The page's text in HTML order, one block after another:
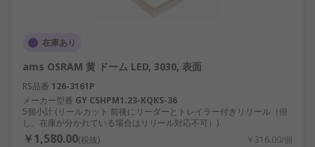
在庫あり
ams OSRAM 黄 ドーム LED, 3030, 表面
RS品番 126-3161P
メーカー型番 GY CSHPM1.23-KQKS-36
5個小計 (リールカット 前後にリーダーとトレイラー付きリリール（但
し、在庫が分かれている場合はリリール対応不可）)
￥1,580.00(税抜) ￥316.00/個